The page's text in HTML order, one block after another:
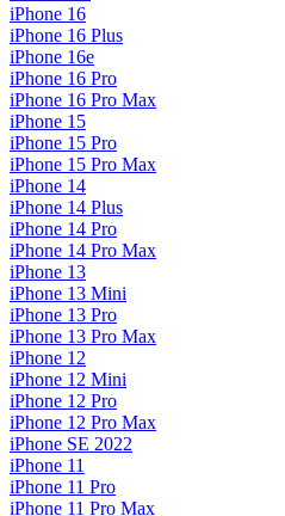
iPhone 16
iPhone 16 Plus
iPhone 16e
iPhone 16 Pro
iPhone 16 Pro Max
iPhone 15
iPhone 15 Pro
iPhone 15 Pro Max
iPhone 14
iPhone 14 Plus
iPhone 14 Pro
iPhone 14 Pro Max
iPhone 13
iPhone 13 Mini
iPhone 13 Pro
iPhone 13 Pro Max
iPhone 12
iPhone 12 Mini
iPhone 12 Pro
iPhone 12 Pro Max
iPhone SE 2022
iPhone 11
iPhone 11 Pro
iPhone 11 Pro Max